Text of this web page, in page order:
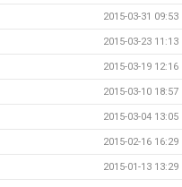
2015-03-31 09:53
2015-03-23 11:13
2015-03-19 12:16
2015-03-10 18:57
2015-03-04 13:05
2015-02-16 16:29
2015-01-13 13:29